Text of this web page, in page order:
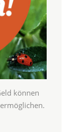
können